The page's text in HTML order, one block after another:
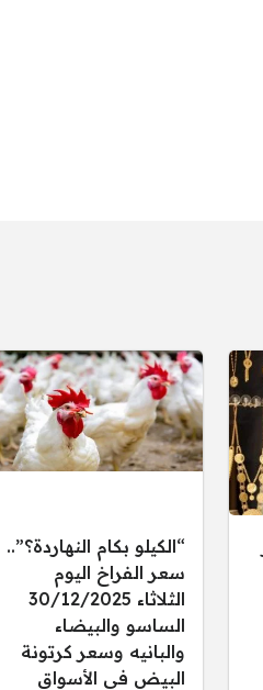
“الكيلو بكام النهاردة؟”..
سعر الفراخ اليوم
الثلاثاء 30/12/2025
الساسو والبيضاء
والبانيه وسعر كرتونة
البيض في الأسواق